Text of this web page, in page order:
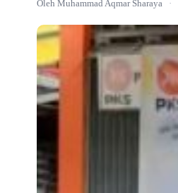
Oleh Muhammad Aqmar Sharaya ·